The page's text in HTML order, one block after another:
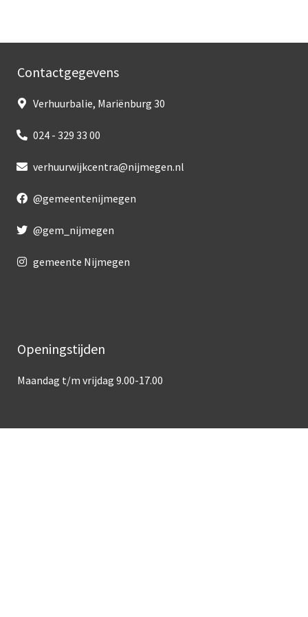
Contactgegevens
Verhuurbalie, Mariënburg 30
024 - 329 33 00
verhuurwijkcentra@nijmegen.nl
@gemeentenijmegen
@gem_nijmegen
gemeente Nijmegen
Openingstijden
Maandag t/m vrijdag 9.00-17.00